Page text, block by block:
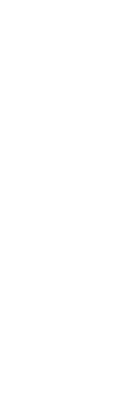
к
Ждем
Ждем
Вы
аккаунта.
и
Вызвать
в